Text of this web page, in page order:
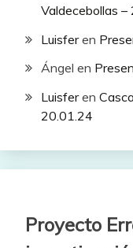
Valdecebollas
Luisferen
Ángel en
Luisferen
20.01.24
Proyecto